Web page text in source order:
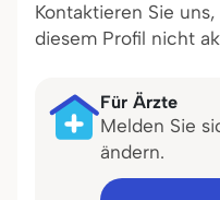
Kontaktieren Sie
diesem Profil nicht
Für Ärzte
Melden Sie
ändern.